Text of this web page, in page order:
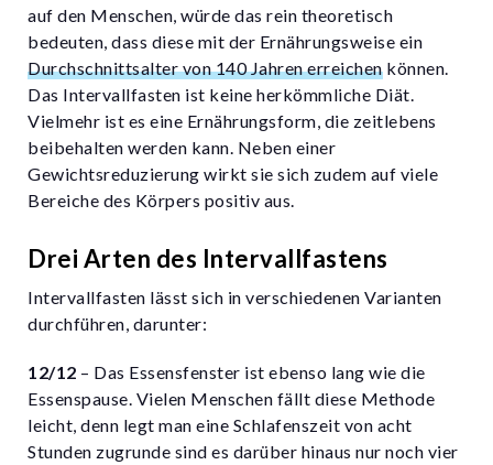
auf den Menschen, würde das rein theoretisch
bedeuten, dass diese mit der Ernährungsweise ein
Durchschnittsalter von 140 Jahren erreichenkönnen.
Das Intervallfasten ist keine herkömmliche Diät.
Vielmehr ist es eine Ernährungsform, die zeitlebens
beibehalten werden kann. Neben einer
Gewichtsreduzierung wirkt sie sich zudem auf viele
Bereiche des Körpers positiv aus.
Drei Arten des Intervallfastens
Intervallfasten lässt sich in verschiedenen Varianten
durchführen, darunter:
12/12 – Das Essensfenster ist ebenso lang wie die
Essenspause. Vielen Menschen fällt diese Methode
leicht, denn legt man eine Schlafenszeit von acht
Stunden zugrunde sind es darüber hinaus nur noch vier